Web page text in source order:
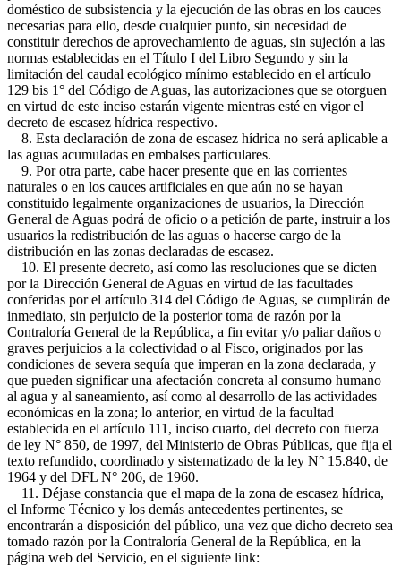
doméstico de subsistencia y la ejecución de las obras en los cauces
necesarias para ello, desde cualquier punto, sin necesidad de
constituir derechos de aprovechamiento de aguas, sin sujeción a las
normas establecidas en el Título I del Libro Segundo y sin la
limitación del caudal ecológico mínimo establecido en el artículo
129 bis 1° del Código de Aguas, las autorizaciones que se otorguen
en virtud de este inciso estarán vigente mientras esté en vigor el
decreto de escasez hídrica respectivo.
8. Esta declaración de zona de escasez hídrica no será aplicable a
las aguas acumuladas en embalses particulares.
9. Por otra parte, cabe hacer presente que en las corrientes
naturales o en los cauces artificiales en que aún no se hayan
constituido legalmente organizaciones de usuarios, la Dirección
General de Aguas podrá de oficio o a petición de parte, instruir a los
usuarios la redistribución de las aguas o hacerse cargo de la
distribución en las zonas declaradas de escasez.
10. El presente decreto, así como las resoluciones que se dicten
por la Dirección General de Aguas en virtud de las facultades
conferidas por el artículo 314 del Código de Aguas, se cumplirán de
inmediato, sin perjuicio de la posterior toma de razón por la
Contraloría General de la República, a fin evitar y/o paliar daños o
graves perjuicios a la colectividad o al Fisco, originados por las
condiciones de severa sequía que imperan en la zona declarada, y
que pueden significar una afectación concreta al consumo humano
al agua y al saneamiento, así como al desarrollo de las actividades
económicas en la zona; lo anterior, en virtud de la facultad
establecida en el artículo 111, inciso cuarto, del decreto con fuerza
de ley N° 850, de 1997, del Ministerio de Obras Públicas, que fija el
texto refundido, coordinado y sistematizado de la ley N° 15.840, de
1964 y del DFL N° 206, de 1960.
11. Déjase constancia que el mapa de la zona de escasez hídrica,
el Informe Técnico y los demás antecedentes pertinentes, se
encontrarán a disposición del público, una vez que dicho decreto sea
tomado razón por la Contraloría General de la República, en la
página web del Servicio, en el siguiente link: